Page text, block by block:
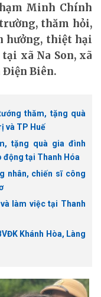
Minh Chính
thăm hỏi,
hưởng, thiệt hại
xã Na Son, xã
Điện Biên.
thăm, tặng quà
và TP Huế
tặng quà gia đình
động tại Thanh Hóa
nhân, chiến sĩ công
làm việc tại Thanh
Khánh Hòa, Làng